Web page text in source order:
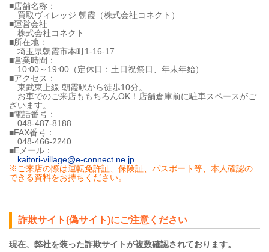
■店舗名称：
買取ヴィレッジ 朝霞（株式会社コネクト）
■運営会社
株式会社コネクト
■所在地：
埼玉県朝霞市本町1-16-17
■営業時間：
10:00～19:00（定休日：土日祝祭日、年末年始）
■アクセス：
東武東上線 朝霞駅から徒歩10分。
お車でのご来店ももちろんOK！店舗倉庫前に駐車スペースがご
ざいます。
■電話番号：
048-487-8188
■FAX番号：
048-466-2240
■Eメール：
kaitori-village@e-connect.ne.jp
※ご来店の際は運転免許証、保険証、パスポート等、本人確認の
できる資料をお持ちください。
詐欺サイト(偽サイト)にご注意ください
現在、弊社を装った詐欺サイトが複数確認されております。